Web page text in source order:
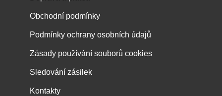
Obchodní podmínky
Podmínky ochrany osobních údajů
Zásady používání souborů cookies
Sledování zásilek
Kontakty